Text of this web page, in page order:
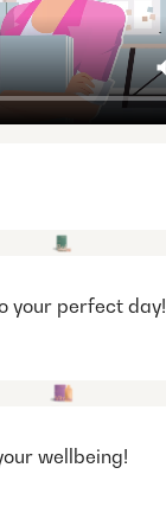
your perfect day!
wellbeing!